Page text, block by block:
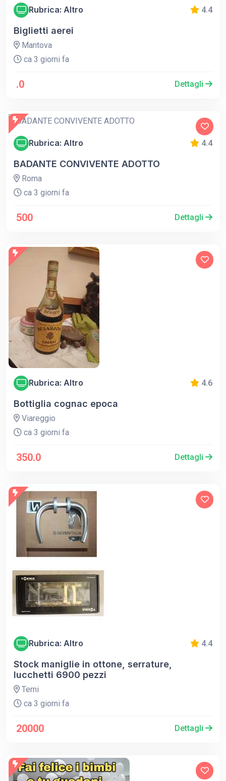
Rubrica: Altro 4.4
Biglietti aerei
Mantova
ca 3 giorni fa
.0 Dettagli
Rubrica: Altro 4.4
BADANTE CONVIVENTE ADOTTO
Roma
ca 3 giorni fa
500 Dettagli
Rubrica: Altro 4.6
Bottiglia cognac epoca
Viareggio
ca 3 giorni fa
350.0 Dettagli
Rubrica: Altro 4.4
Stock maniglie in ottone, serrature,
lucchetti 6900 pezzi
Terni
ca 3 giorni fa
20000 Dettagli